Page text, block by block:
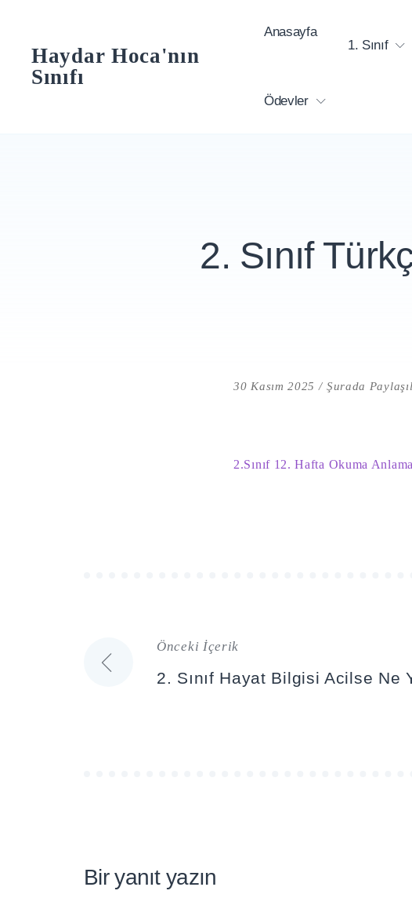
contentHaydar Hoca'nın
Sınıfı
Anasayfa
1. Sınıf
Ödevler
2. Sınıf
30 Kasım 2025 Şurada
2.Sınıf 12. Hafta Okuma Anlama
Yazı
Önceki İçerik
2. Sınıf Hayat Bilgisi Acilse Ne
Bir yanıt yazın